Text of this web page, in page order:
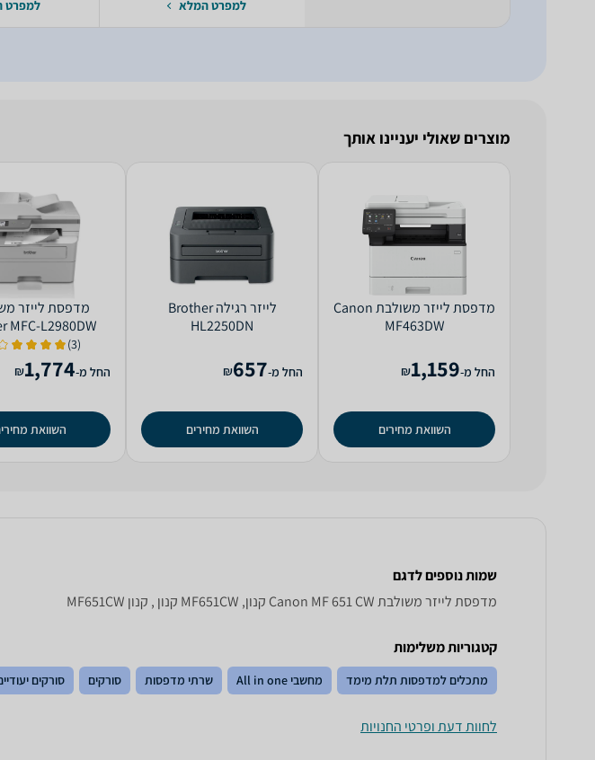
למפרט המלא למפרט
מוצרים שאולי יעניינו אותך
‏מדפסת לייזר ‏משולבת Canon
MF463DW
החל מ-1,159
₪
השוואת מחירים
‏לייזר ‏רגילה Brother
HL2250DN
החל מ-657
₪
השוואת מחירים
MFC-L2980DW
(3)
החל מ-1,774
₪
השוואת
שמות נוספים לדגם
‏מדפסת לייזר ‏משולבת Canon MF 651 CW קנון, MF651CW קנון , קנון MF651CW
קטגוריות משלימות
מתכלים למדפסות תלת מימד מחשבי All in one שרתי מדפסות סורקים סורקים
לחוות דעת ופרטי החנויות